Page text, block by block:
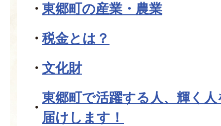
東郷町の産業・農業
税金とは？
文化財
東郷町で活躍する人、輝く
届けします！